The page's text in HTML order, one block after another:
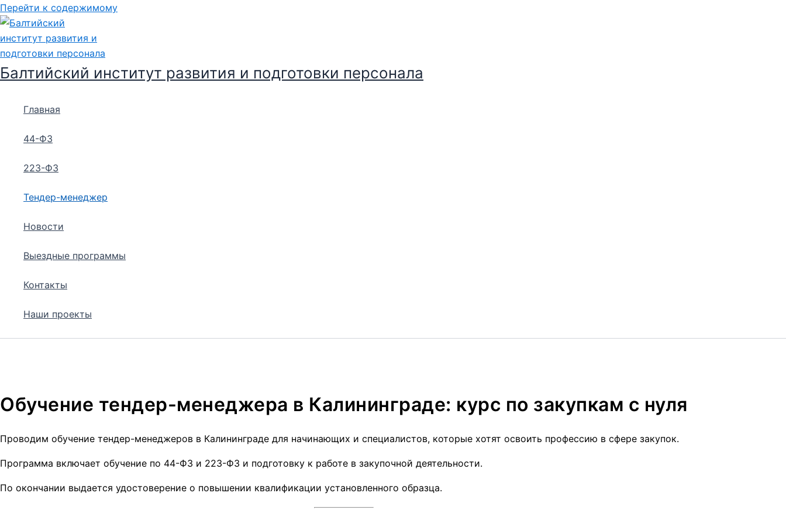
Перейти к содержимому
Балтийский институт развития и подготовки персонала
Главная
44-ФЗ
223-ФЗ
Тендер-менеджер
Новости
Выездные программы
Контакты
Наши проекты
Обучение тендер-менеджера в Калининграде: курс по закупкам с нуля
Проводим обучение тендер-менеджеров в Калининграде для начинающих и специалистов, которые хотят освоить профессию в сфере закупок.
Программа включает обучение по 44-ФЗ и 223-ФЗ и подготовку к работе в закупочной деятельности.
По окончании выдается удостоверение о повышении квалификации установленного образца.